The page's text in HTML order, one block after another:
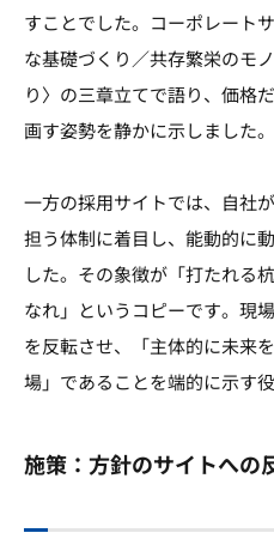
すことでした。コーポレート
な基礎づくり／共存繁栄のモ
り〉の三章立てで語り、価格
画す姿勢を静かに示しました。
一方の採用サイトでは、自社
担う体制に着目し、能動的に
した。その象徴が「打たれ
なれ」というコピーです。現
を反転させ、「主体的に未来
場」であることを端的に示す
施策：方針のサイトへの